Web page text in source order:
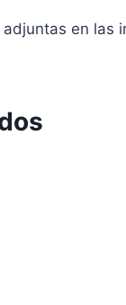
en las